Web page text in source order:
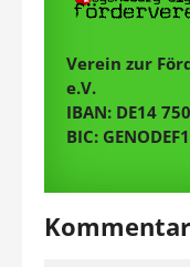
Verein zur
e.V.
IBAN: DE14
BIC: